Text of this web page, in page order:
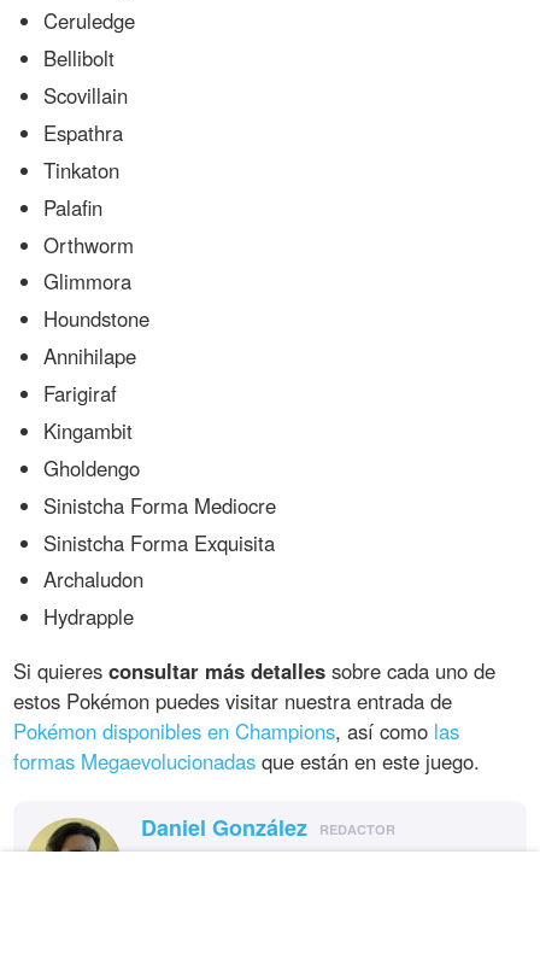
Ceruledge
Bellibolt
Scovillain
Espathra
Tinkaton
Palafin
Orthworm
Glimmora
Houndstone
Annihilape
Farigiraf
Kingambit
Gholdengo
Sinistcha Forma Mediocre
Sinistcha Forma Exquisita
Archaludon
Hydrapple
Si quieresconsultar más detalles sobre cada uno de
estos Pokémon puedes visitar nuestra entrada de
Pokémon disponibles en Champions, así como las
formas Megaevolucionadas que están en este juego.
Daniel González REDACTOR